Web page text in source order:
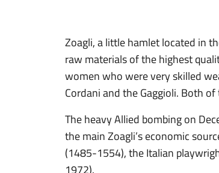
Zoagli, a little hamlet located in
raw materials of the highest
women who were very skilled
Cordani and the Gaggioli. Both
The heavy Allied bombing on
the main Zoagli’s economic
(1485-1554), the Italian
1972).